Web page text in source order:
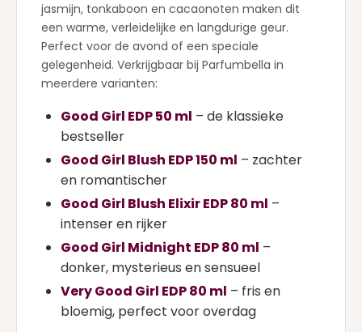
jasmijn, tonkaboon en cacaonoten maken dit
een warme, verleidelijke en langdurige geur.
Perfect voor de avond of een speciale
gelegenheid. Verkrijgbaar bij Parfumbella in
meerdere varianten:
Good Girl EDP 50 ml – de klassieke
bestseller
Good Girl Blush EDP 150 ml – zachter
en romantischer
Good Girl Blush Elixir EDP 80 ml –
intenser en rijker
Good Girl Midnight EDP 80 ml –
donker, mysterieus en sensueel
Very Good Girl EDP 80 ml – fris en
bloemig, perfect voor overdag